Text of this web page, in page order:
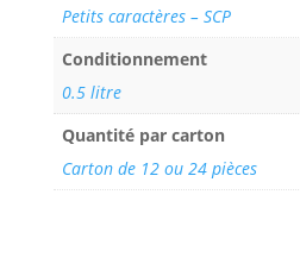
Petits caractères – SCP
Conditionnement
0.5 litre
Quantité par carton
Carton de 12 ou 24 pièces